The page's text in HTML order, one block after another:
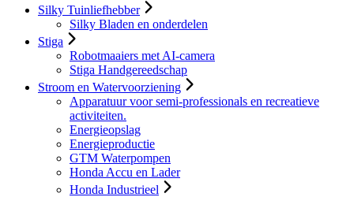
Silky Tuinliefhebber
Silky Bladen en onderdelen
Stiga
Robotmaaiers met AI-camera
Stiga Handgereedschap
Stroom en Watervoorziening
Apparatuur voor semi-professionals en recreatieve
activiteiten.
Energieopslag
Energieproductie
GTM Waterpompen
Honda Accu en Lader
Honda Industrieel